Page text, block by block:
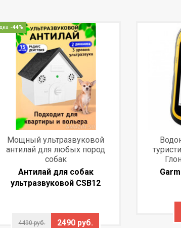
-44%
Мощный ультразвуковой
антилай для любых пород
собак
Антилай для собак
ультразвуковой CSB12
4490 руб. 2490 руб.